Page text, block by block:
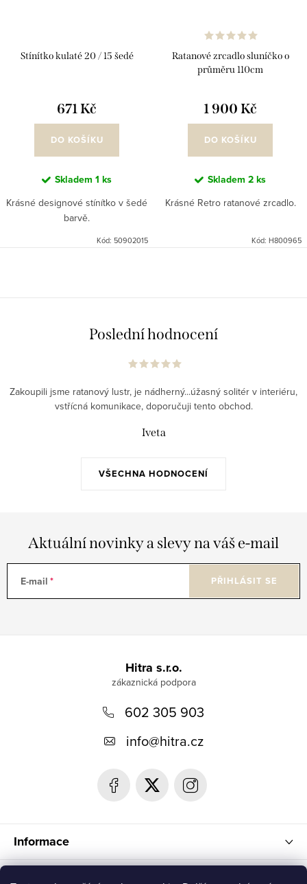
Stínítko kulaté 20 / 15 šedé
671 Kč
DO KOŠÍKU
Skladem 1 ks
Krásné designové stínítko v šedé
barvě.
Kód: 50902015
Ratanové zrcadlo sluníčko o
průměru 110cm
1 900 Kč
DO KOŠÍKU
Skladem 2 ks
Krásné Retro ratanové zrcadlo.
Kód: H800965
Poslední hodnocení
VŠECHNA HODNOCENÍ
Zakoupili jsme ratanový lustr, je nádherný...úžasný solitér v interiéru,
vstřícná komunikace, doporučuji tento obchod.
Iveta
Aktuální novinky a slevy na váš e-mail
E-mail PŘIHLÁSIT SE
Informace
Hitra s.r.o.
602 305 903
info@hitra.cz